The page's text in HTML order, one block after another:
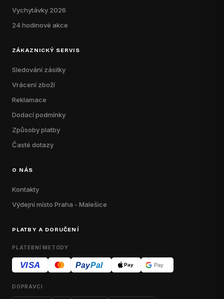
Vychytávky 2026
24 hodinové akce
ZÁKAZNICKÝ SERVIS
Sledování zásilky
Vrácení zboží
Reklamace
Dodací podmínky
Způsoby platby
Časté dotazy
O NÁS
Kontakty
Výdejní místo Praha - Malešice
PLATBY A DORUČENÍ
PLATEBNÍ METODY
VISA PayPal Pay Pay
DOPRAVCI